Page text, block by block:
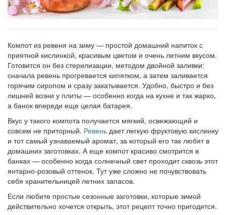
Компот из ревеня на зиму — простой домашний напиток с
приятной кислинкой, красивым цветом и очень летним вкусом.
Готовится он без стерилизации, методом двойной заливки:
сначала ревень прогревается кипятком, а затем заливается
горячим сиропом и сразу закатывается. Удобно, быстро и без
лишней возни у плиты — особенно когда на кухне и так жарко,
а банок впереди еще целая батарея.
Вкус у такого компота получается мягкий, освежающий и
совсем не приторный. Ревень дает легкую фруктовую кислинку
и тот самый узнаваемый аромат, за который его так любят в
домашних заготовках. А еще компот красиво смотрится в
банках — особенно когда солнечный свет проходит сквозь этот
янтарно-розовый оттенок. Тут уже сложно не почувствовать
себя хранительницей летних запасов.
Если любите простые сезонные заготовки, которые зимой
действительно хочется открыть, этот рецепт точно пригодится.